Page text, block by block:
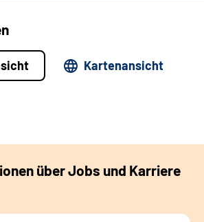
Kartenansicht
über Jobs und Karriere